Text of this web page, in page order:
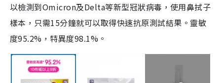
以檢測到Omicron及Delta等新型冠狀病毒，使用鼻拭子
樣本，只需15分鐘就可以取得快速抗原測試結果。靈敏
度95.2%，特異度98.1%。